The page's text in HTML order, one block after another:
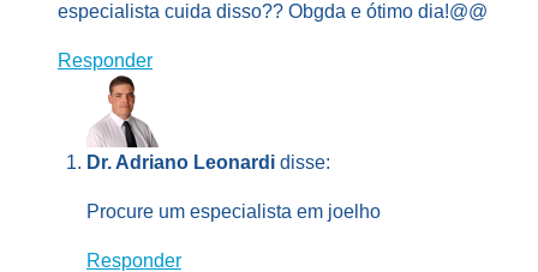
especialista cuida disso?? Obgda e ótimo dia!@@
Responder
Dr. Adriano Leonardi disse:
Procure um especialista em joelho
Responder